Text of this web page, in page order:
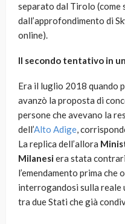
separato dal Tirolo
dall’approfondimento di
online).
Il secondo tentativo in
Era il luglio 2018 quando
avanzò la proposta di
persone che avevano la
dell’Alto Adige,
La replica dell’allora
Milanesiera stata
l’emendamento prima
interrogandosi sulla reale
tra due Stati che già